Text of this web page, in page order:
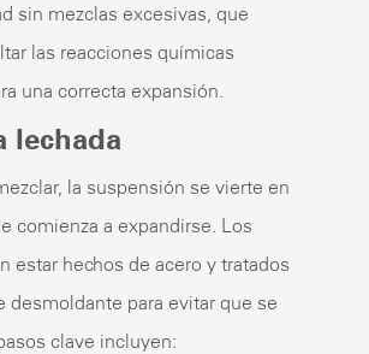
sin mezclas excesivas, que
las reacciones químicas
una correcta expansión.
lechada
la suspensión se vierte en
comienza a expandirse. Los
estar hechos de acero y tratados
desmoldante para evitar que se
clave incluyen: